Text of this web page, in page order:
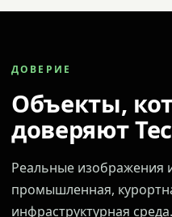
ДОВЕРИЕ
Объекты,
доверяют
Реальные изображения
промышленная,
инфраструктурная среда.